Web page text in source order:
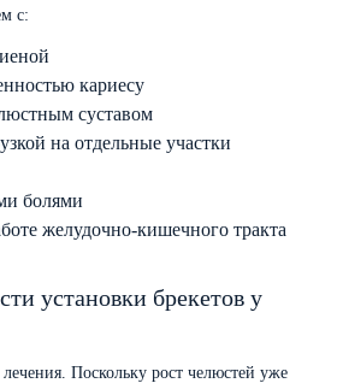
с:
кариесу
суставом
на отдельные участки
болями
желудочно-кишечного тракта
установки брекетов у
Поскольку рост челюстей уже